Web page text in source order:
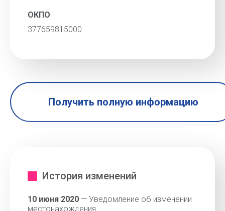
ОКПО
377659815000
Получить полную информацию
История изменений
10 июня 2020 — Уведомление об изменении
местонахождения